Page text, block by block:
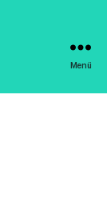
Menü